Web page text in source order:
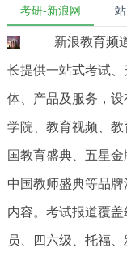
考研-新浪网
新浪教育频
长提供一站式考试
体、产品及服务，
学院、教育视频、
国教育盛典、五星
中国教师盛典等品
内容。考试报道覆
员、四六级、托福